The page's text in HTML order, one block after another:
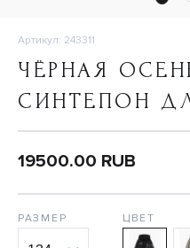
Артикул: 243311
ЧЁРНАЯ
СИНТЕПОН
19500.00 RUB
РАЗМЕР ЦВЕТ